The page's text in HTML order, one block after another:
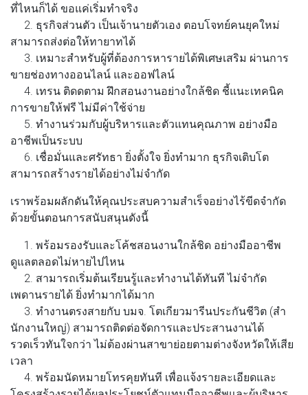
ที่ไหนก็ได้ ขอแค่เริ่มทําจริง
2. ธุรกิจส่วนตัว เป็นเจ้านายตัวเอง ตอบโจทย์คนยุคใหม่
สามารถส่งต่อให้ทายาทได้
3. เหมาะสําหรับผู้ที่ต้องการหารายได้พิเศษเสริม ผ่านการ
ขายช่องทางออนไลน์ และออฟไลน์
4. เทรน ติดดตาม ฝึกสอนงานอย่างใกล้ชิด ชี้แนะเทคนิค
การขายให้ฟรี ไม่มีค่าใช้จ่าย
5. ทํางานร่วมกับผู้บริหารและตัวแทนคุณภาพ อย่างมือ
อาชีพเป็นระบบ
6. เชื่อมั่นและศรัทธา ยิ่งตั้งใจ ยิ่งทํามาก ธุรกิจเติบโต
สามารถสร้างรายได้อย่างไม่จํากัด
เราพร้อมผลักดันให้คุณประสบความสําเร็จอย่างไร้ขีดจํากัด
ด้วยขั้นตอนการสนับสนุนดังนี้
1. พร้อมรองรับและโค้ชสอนงานใกล้ชิด อย่างมืออาชีพ
ดูแลตลอดไม่หายไปไหน
2. สามารถเริ่มต้นเรียนรู้และทํางานได้ทันที ไม่จํากัด
เพดานรายได้ ยิ่งทํามากได้มาก
3. ทํางานตรงสายกับ บมจ. โตเกียวมารีนประกันชีวิต (สํา
นักงานใหญ่) สามารถติดต่อจัดการและประสานงานได้
รวดเร็วทันใจกว่า ไม่ต้องผ่านสาขาย่อยตามต่างจังหวัดให้เสีย
เวลา
4. พร้อมนัดหมายโทรคุยทันที เพื่อแจ้งรายละเอียดและ